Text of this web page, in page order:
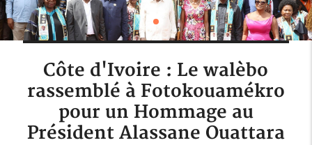
Côte d'Ivoire : Le walèbo
rassemblé à Fotokouamékro
pour un Hommage au
Président Alassane Ouattara